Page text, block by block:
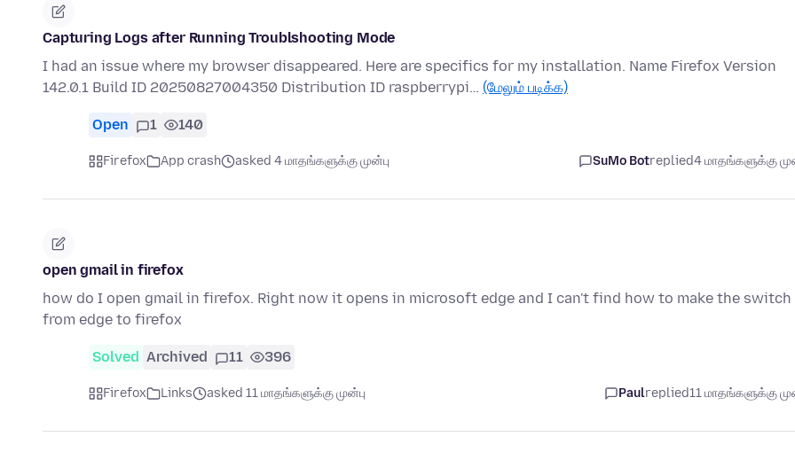
Capturing Logs after Running Troublshooting Mode
I had an issue where my browser disappeared. Here are specifics for my installation. Name Firefox Version
142.0.1 Build ID 20250827004350 Distribution ID raspberrypi… (மேலும் படிக்க)
Open 1 140
Firefox App crash asked 4 மாதங்களுக்கு முன்பு SuMo Botreplied4 மாதங்களுக்கு
open gmail in firefox
how do I open gmail in firefox. Right now it opens in microsoft edge and I can't find how to make the switch
from edge to firefox
Solved Archived 11 396
Firefox Links asked 11 மாதங்களுக்கு முன்பு Paulreplied11 மாதங்களுக்கு